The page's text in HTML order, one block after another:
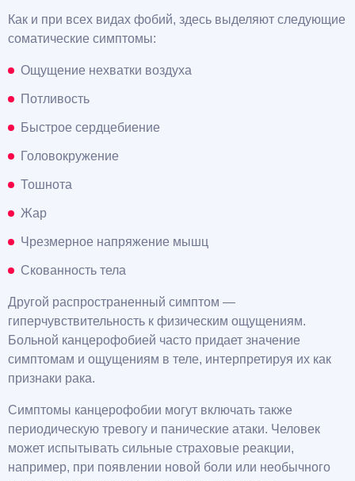
Как и при всех видах фобий, здесь выделяют следующие
соматические симптомы:
Ощущение нехватки воздуха
Потливость
Быстрое сердцебиение
Головокружение
Тошнота
Жар
Чрезмерное напряжение мышц
Скованность тела
Другой распространенный симптом —
гиперчувствительность к физическим ощущениям.
Больной канцерофобией часто придает значение
симптомам и ощущениям в теле, интерпретируя их как
признаки рака.
Симптомы канцерофобии могут включать также
периодическую тревогу и панические атаки. Человек
может испытывать сильные страховые реакции,
например, при появлении новой боли или необычного